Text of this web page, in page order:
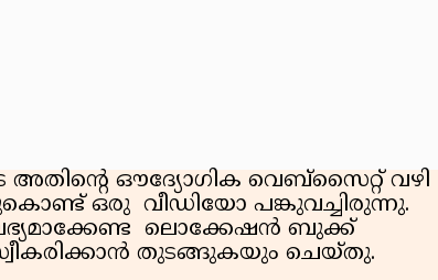
അതിന്റെ ഔദ്യോഗിക വെബ്സൈറ്റ് വഴി
ഒരു വീഡിയോ പങ്കുവച്ചിരുന്നു.
ലൊക്കേഷന്‍ ബുക്ക്
തുടങ്ങുകയും ചെയ്തു.